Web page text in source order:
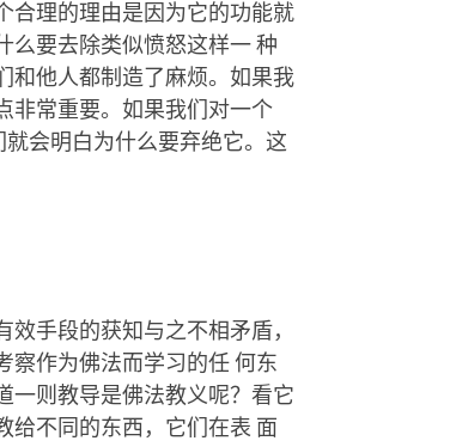
合理的理由是因为它的功能就
么要去除类似愤怒这样一 种
和他人都制造了麻烦。如果我
非常重要。如果我们对一个
会明白为什么要弃绝它。这
手段的获知与之不相矛盾，
察作为佛法而学习的任 何东
一则教导是佛法教义呢？看它
给不同的东西，它们在表 面